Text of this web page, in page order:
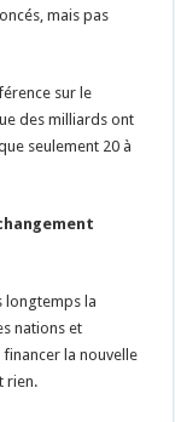
mais pas
sur le
des milliards ont
seulement 20 à
longtemps la
nations et
financer la nouvelle
rien.